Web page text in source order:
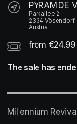
PYRAMIDE
Parkallee 2
2334 Vösendorf
Austria
from €24.99
The sale has
Millennium